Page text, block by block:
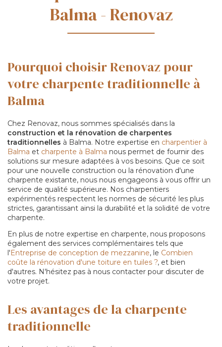
Balma - Renovaz
Pourquoi choisir Renovaz pour
votre charpente traditionnelle à
Balma
Chez Renovaz, nous sommes spécialisés dans la
construction et la rénovation de charpentes
traditionnelles à Balma. Notre expertise en charpentier à
Balma et charpente à Balma nous permet de fournir des
solutions sur mesure adaptées à vos besoins. Que ce soit
pour une nouvelle construction ou la rénovation d'une
charpente existante, nous nous engageons à vous offrir un
service de qualité supérieure. Nos charpentiers
expérimentés respectent les normes de sécurité les plus
strictes, garantissant ainsi la durabilité et la solidité de votre
charpente.
En plus de notre expertise en charpente, nous proposons
également des services complémentaires tels que
l'Entreprise de conception de mezzanine, le Combien
coûte la rénovation d'une toiture en tuiles ?, et bien
d'autres. N'hésitez pas à nous contacter pour discuter de
votre projet.
Les avantages de la charpente
traditionnelle